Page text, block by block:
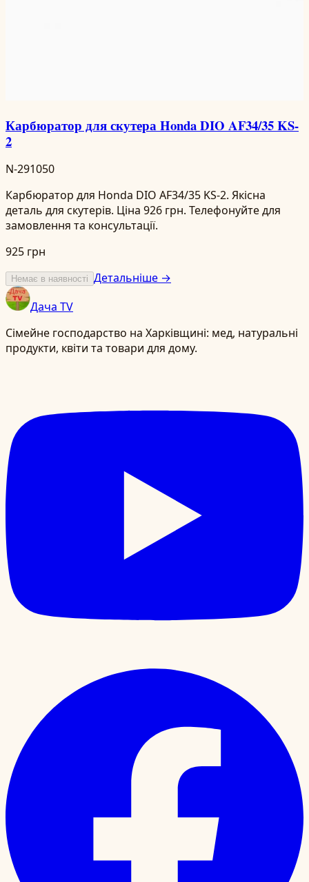
Карбюратор для скутера Honda DIO AF34/35 KS-
2
N-291050
Карбюратор для Honda DIO AF34/35 KS-2. Якісна
деталь для скутерів. Ціна 926 грн. Телефонуйте для
замовлення та консультації.
925 грн
Немає в наявності Детальніше →
Дача TV
Сімейне господарство на Харківщині: мед, натуральні
продукти, квіти та товари для дому.